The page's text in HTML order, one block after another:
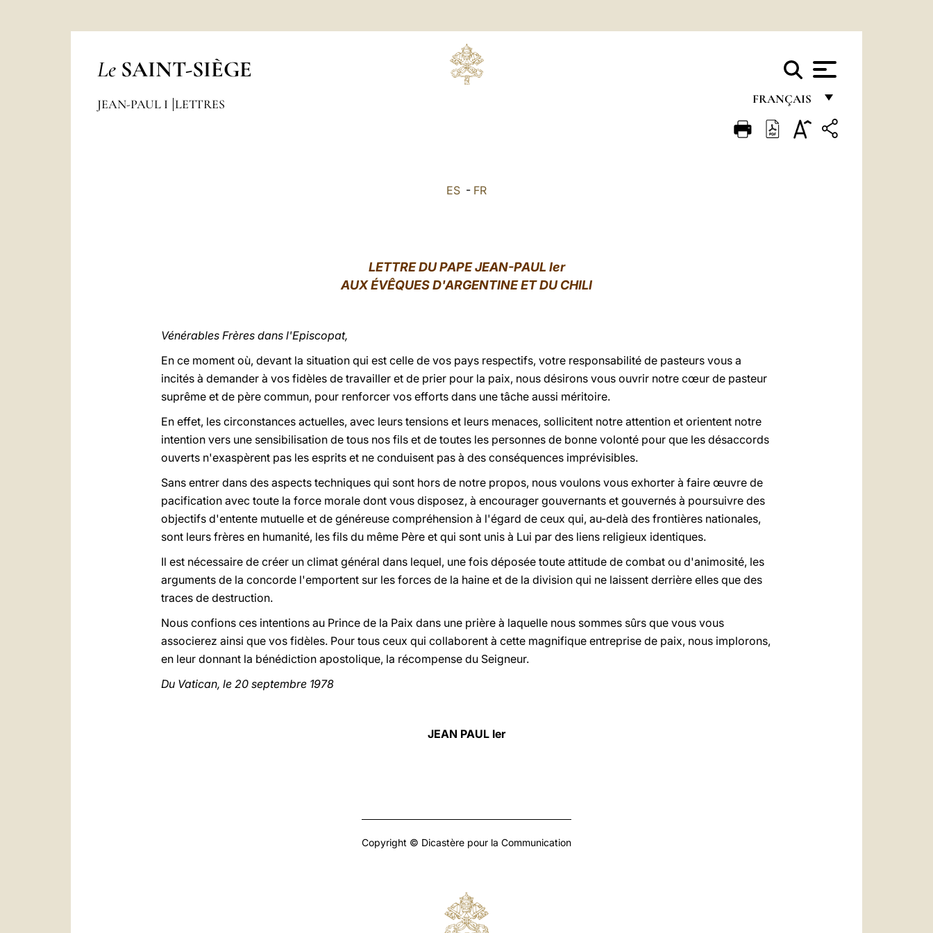
Le SAINT-SIÈGE
FRANÇAIS
FRANÇAIS
JEAN-PAUL I LETTRES
ES - FR
LETTRE DU PAPE JEAN-PAUL Ier
AUX ÉVÊQUES D'ARGENTINE ET DU CHILI
Vénérables Frères dans l'Episcopat,
En ce moment où, devant la situation qui est celle de vos pays respectifs, votre responsabilité de pasteurs vous a
incités à demander à vos fidèles de travailler et de prier pour la paix, nous désirons vous ouvrir notre cœur de pasteur
suprême et de père commun, pour renforcer vos efforts dans une tâche aussi méritoire.
En effet, les circonstances actuelles, avec leurs tensions et leurs menaces, sollicitent notre attention et orientent notre
intention vers une sensibilisation de tous nos fils et de toutes les personnes de bonne volonté pour que les désaccords
ouverts n'exaspèrent pas les esprits et ne conduisent pas à des conséquences imprévisibles.
Sans entrer dans des aspects techniques qui sont hors de notre propos, nous voulons vous exhorter à faire œuvre de
pacification avec toute la force morale dont vous disposez, à encourager gouvernants et gouvernés à poursuivre des
objectifs d'entente mutuelle et de généreuse compréhension à l'égard de ceux qui, au-delà des frontières nationales,
sont leurs frères en humanité, les fils du même Père et qui sont unis à Lui par des liens religieux identiques.
Il est nécessaire de créer un climat général dans lequel, une fois déposée toute attitude de combat ou d'animosité, les
arguments de la concorde l'emportent sur les forces de la haine et de la division qui ne laissent derrière elles que des
traces de destruction.
Nous confions ces intentions au Prince de la Paix dans une prière à laquelle nous sommes sûrs que vous vous
associerez ainsi que vos fidèles. Pour tous ceux qui collaborent à cette magnifique entreprise de paix, nous implorons,
en leur donnant la bénédiction apostolique, la récompense du Seigneur.
Du Vatican, le 20 septembre 1978
JEAN PAUL Ier
Copyright © Dicastère pour la Communication